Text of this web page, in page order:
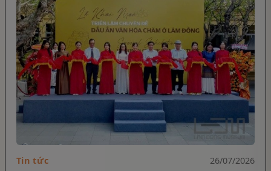
Tin tức 26/07/2026